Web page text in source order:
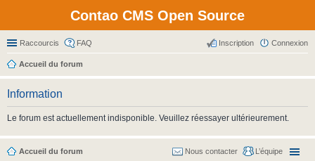
Contao CMS Open Source
Raccourcis FAQ Connexion
Inscription
Accueil du forum
Information
Le forum est actuellement indisponible. Veuillez réessayer ultérieurement.
Accueil du forum L’équipe
Nous contacter